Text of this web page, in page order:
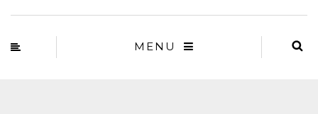
MENU